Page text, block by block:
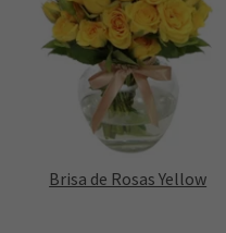
Brisa de Rosas Yellow